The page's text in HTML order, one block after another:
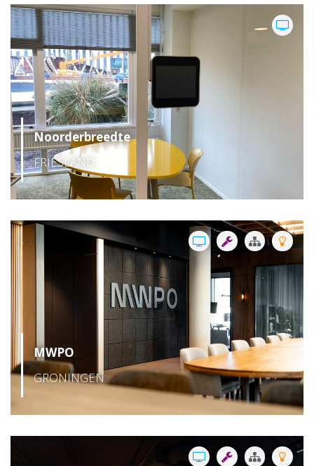
Noorderbreedte
FRIESLAND
MWPO
GRONINGEN